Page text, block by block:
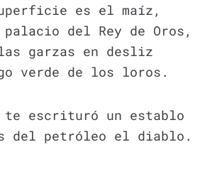
es el maíz,
del Rey de Oros,
garzas en desliz
verde de los loros.
te escrituró un establo
del petróleo el diablo.